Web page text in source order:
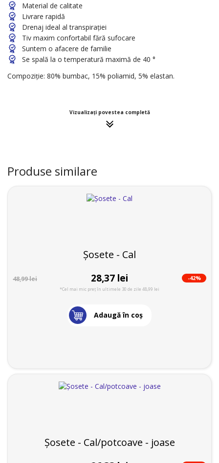
Material de calitate
Livrare rapidă
Drenaj ideal al transpirației
Tiv maxim confortabil fără sufocare
Suntem o afacere de familie
Se spală la o temperatură maximă de 40 °
Compoziție: 80% bumbac, 15% poliamid, 5% elastan.
Vizualizați povestea completă
Produse similare
Șosete - Cal
48,99 lei 28,37 lei -42%
*Cel mai mic preț în ultimele 30 de zile 48,99 lei
Adaugă în coş
Șosete - Cal/potcoave - joase